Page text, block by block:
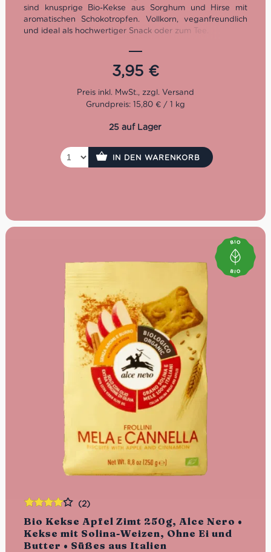
sind knusprige Bio-Kekse aus Sorghum und Hirse mit
aromatischen Schokotropfen. Vollkorn, veganfreundlich
und ideal als hochwertiger Snack oder zum Tee.
Eigenschaften auf einen
Blick
Bio-Qualität:Hergestellt aus kontrolliert
biologischem Sorghum- und Hirsemehl
von raffiniertem Zucker
Knusprige Textur:
Perfekt als Snack,
Manufaktur – für Qualität und Geschmack
3,95 €
Grundpreis: 15,80 € / 1 kg
25 auf Lager
IN DEN WARENKORB
Bio Kekse Apfel Zimt 250g, Alce Nero •
Kekse mit Solina-Weizen, Ohne Ei und
Butter • Süßes aus Italien
(2)
Bewertet
mit 4.00
von 5